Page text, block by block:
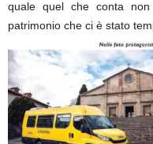
quale quel che conta
patrimonio che ci è stato